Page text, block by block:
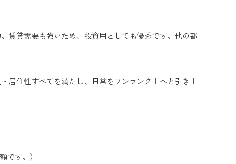
賃貸需要も強いため、投資用としても優秀です。他の都
居住性すべてを満たし、日常をワンランク上へと引き上
す。）